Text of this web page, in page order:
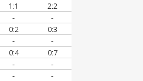
1:1
2:2
-
-
0:2
0:3
-
-
0:4
0:7
-
-
- -